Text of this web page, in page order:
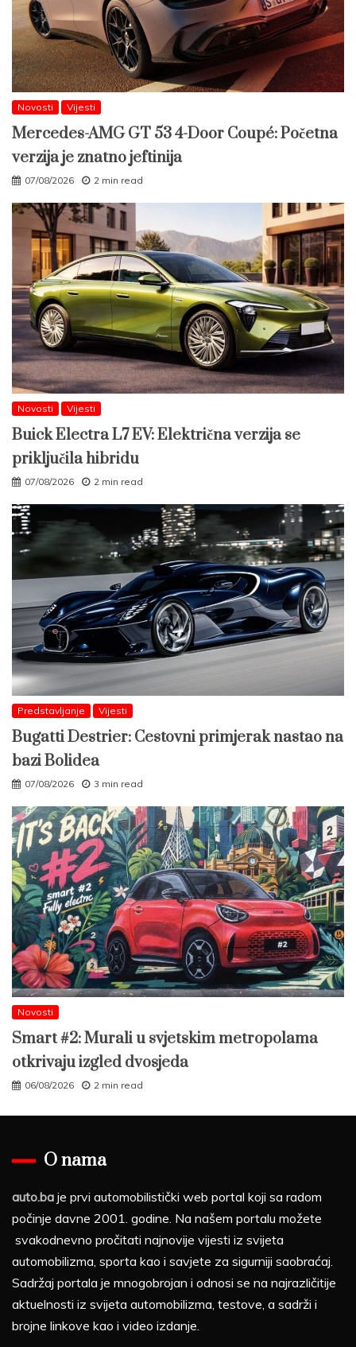
Novosti Vijesti
Mercedes-AMG GT 53 4-Door Coupé: Početna
verzija je znatno jeftinija
07/08/2026 2 min read
Novosti Vijesti
Buick Electra L7 EV: Električna verzija se
priključila hibridu
07/08/2026 2 min read
Predstavljanje Vijesti
Bugatti Destrier: Cestovni primjerak nastao na
bazi Bolidea
07/08/2026 3 min read
Novosti
Smart #2: Murali u svjetskim metropolama
otkrivaju izgled dvosjeda
06/08/2026 2 min read
O nama
auto.ba je prvi automobilistički web portal koji sa radom
počinje davne 2001. godine. Na našem portalu možete
svakodnevno pročitati najnovije vijesti iz svijeta
automobilizma, sporta kao i savjete za sigurniji saobraćaj.
Sadržaj portala je mnogobrojan i odnosi se na najrazličitije
aktuelnosti iz svijeta automobilizma, testove, a sadrži i
brojne linkove kao i video izdanje.